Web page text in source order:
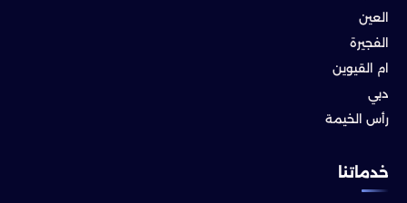
العين
الفجيرة
ام القيوين
دبي
رأس الخيمة
خدماتنا